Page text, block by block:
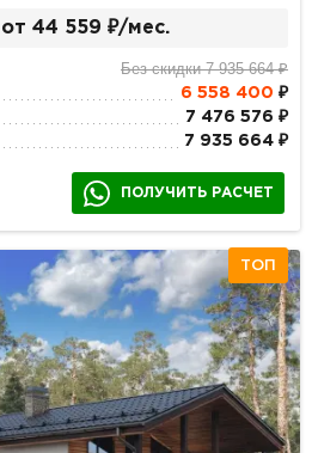
от 44 559 ₽/мес.
Без скидки 7 935 664 ₽
6 558 400 ₽
7 476 576 ₽
7 935 664 ₽
ПОЛУЧИТЬ РАСЧЕТ
ТОП